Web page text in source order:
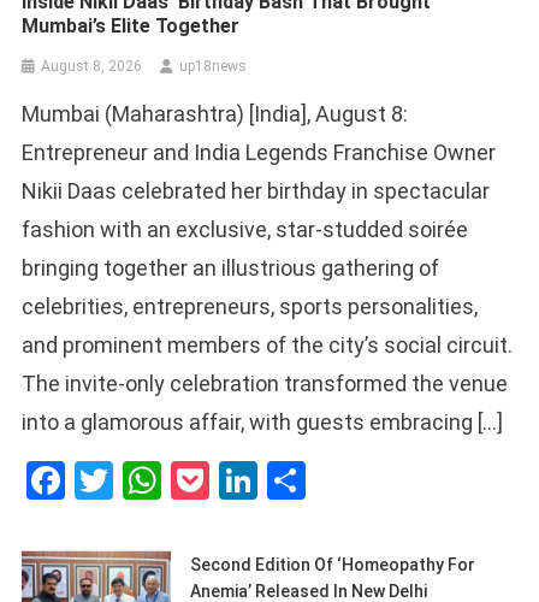
Mumbai’s Elite Together
August 8, 2026 up18news
Mumbai (Maharashtra) [India], August 8:
Entrepreneur and India Legends Franchise Owner
Nikii Daas celebrated her birthday in spectacular
fashion with an exclusive, star-studded soirée
bringing together an illustrious gathering of
celebrities, entrepreneurs, sports personalities,
and prominent members of the city’s social circuit.
The invite-only celebration transformed the venue
into a glamorous affair, with guests embracing […]
Facebook
Twitter
WhatsApp
PocketLinkedIn
Second Edition Of ‘Homeopathy For
Anemia’ Released In New Delhi